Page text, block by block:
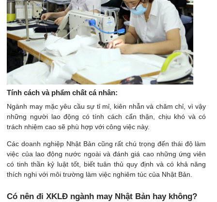
Tính cách và phẩm chất cá nhân:
Ngành may mặc yêu cầu sự tỉ mỉ, kiên nhẫn và chăm chỉ, vì vậy
những người lao động có tính cách cẩn thận, chịu khó và có
trách nhiệm cao sẽ phù hợp với công việc này.
Các doanh nghiệp Nhật Bản cũng rất chú trọng đến thái độ làm
việc của lao động nước ngoài và đánh giá cao những ứng viên
có tinh thần kỷ luật tốt, biết tuân thủ quy định và có khả năng
thích nghi với môi trường làm việc nghiêm túc của Nhật Bản.
Có nên đi XKLĐ ngành may Nhật Bản hay không?